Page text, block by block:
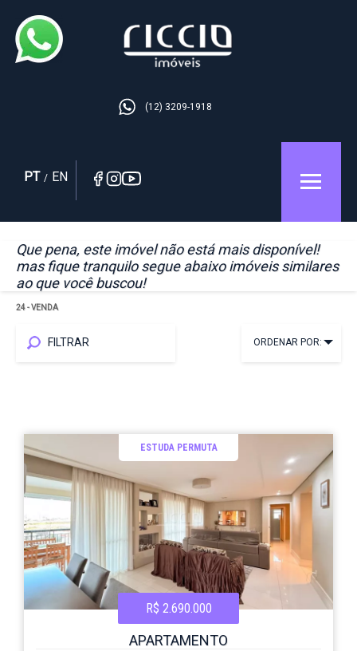
(12) 3209-1918
PT / EN
Que pena, este imóvel não está mais disponível!
mas fique tranquilo segue abaixo imóveis similares
ao que você buscou!
24- VENDA
FILTRAR ORDENAR POR:
ESTUDA PERMUTA
R$ 2.690.000
APARTAMENTO